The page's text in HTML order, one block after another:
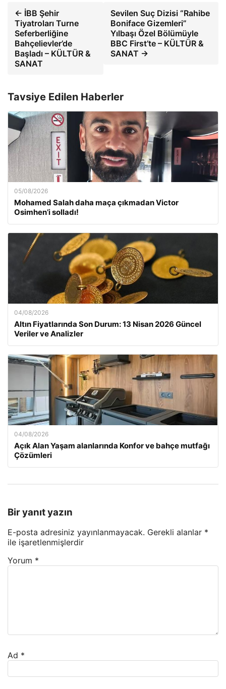
← İBB Şehir
Tiyatroları Turne
Seferberliğine
Bahçelievler’de
Başladı – KÜLTÜR &
SANAT
Sevilen Suç Dizisi “Rahibe
Boniface Gizemleri”
Yılbaşı Özel Bölümüyle
BBC First’te – KÜLTÜR &
SANAT →
Tavsiye Edilen Haberler
05/08/2026
Mohamed Salah daha maça çıkmadan Victor
Osimhen’i solladı!
04/08/2026
Altın Fiyatlarında Son Durum: 13 Nisan 2026 Güncel
Veriler ve Analizler
04/08/2026
Açık Alan Yaşam alanlarında Konfor ve bahçe mutfağı
Çözümleri
Bir yanıt yazın
E-posta adresiniz yayınlanmayacak. Gerekli alanlar *
ile işaretlenmişlerdir
Yorum *
Ad *